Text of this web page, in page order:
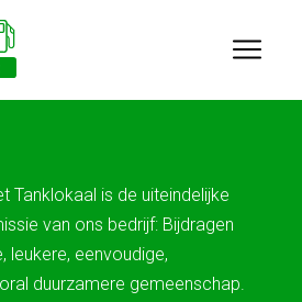
Tanklokaal is de uiteindelijke
van ons bedrijf: Bijdragen
leukere, eenvoudige,
duurzamere gemeenschap.